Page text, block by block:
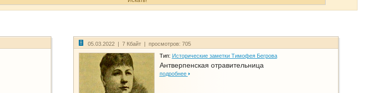
05.03.2022 | 7 Кбайт | просмотров: 705
Тип: Исторические заметки Тимофея Бегрова
Антверпенская отравительница
подробнее